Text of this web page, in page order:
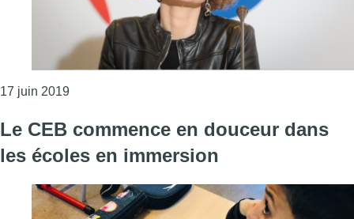
17 juin 2019Consulter l'article "Fuite de l’épreuve de français
Le CEB commence en douceur dans
les écoles en immersion